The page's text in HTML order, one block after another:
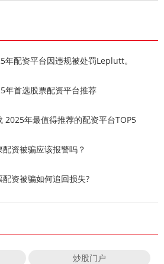
年配资平台因违规被处罚Leplutt。
年首选股票配资平台推荐
2025年最值得推荐的配资平台TOP5
资被骗应该报警吗？
资被骗如何追回损失?
炒股门户